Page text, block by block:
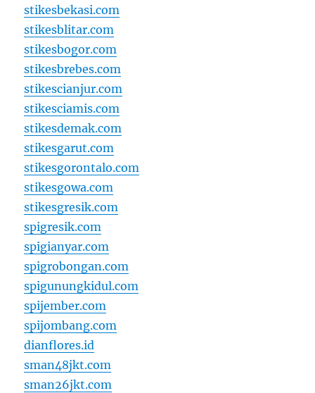
stikesbekasi.com
stikesblitar.com
stikesbogor.com
stikesbrebes.com
stikescianjur.com
stikesciamis.com
stikesdemak.com
stikesgarut.com
stikesgorontalo.com
stikesgowa.com
stikesgresik.com
spigresik.com
spigianyar.com
spigrobongan.com
spigunungkidul.com
spijember.com
spijombang.com
dianflores.id
sman48jkt.com
sman26jkt.com